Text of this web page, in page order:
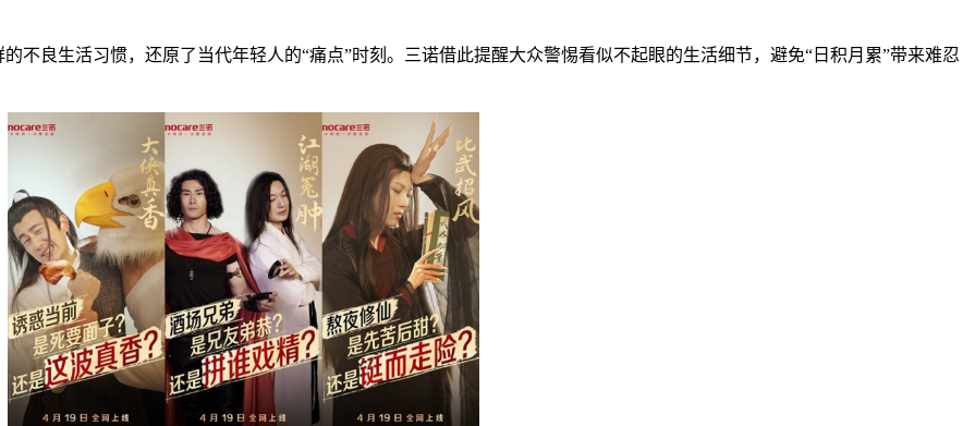
不良生活习惯，还原了当代年轻人的“痛点”时刻。三诺借此提醒大众警惕看似不起眼的生活细节，避免“日积月累”带来难忍